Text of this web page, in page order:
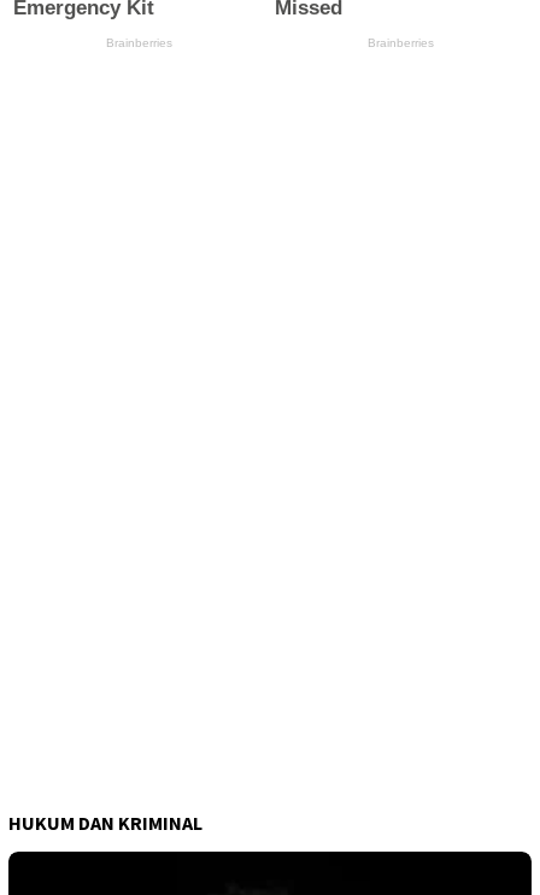
HUKUM DAN KRIMINAL